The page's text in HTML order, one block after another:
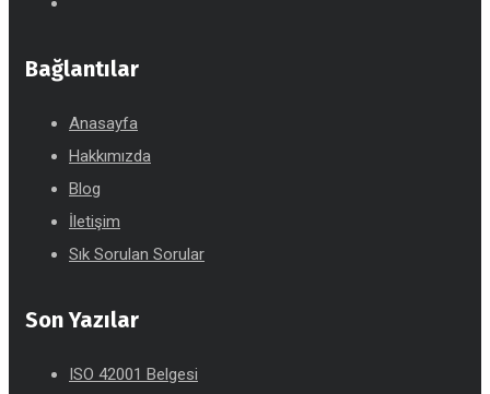
Bağlantılar
Anasayfa
Hakkımızda
Blog
İletişim
Sık Sorulan Sorular
Son Yazılar
ISO 42001 Belgesi